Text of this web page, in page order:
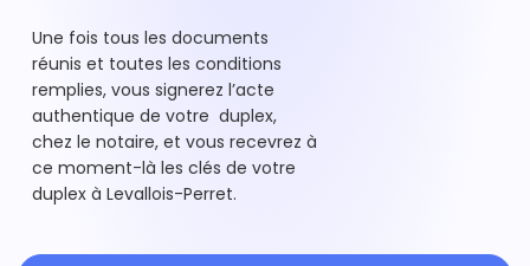
Une fois tous les documents
réunis et toutes les conditions
remplies, vous signerez l’acte
authentique de votre duplex,
chez le notaire, et vous recevrez à
ce moment-là les clés de votre
duplex à Levallois-Perret.